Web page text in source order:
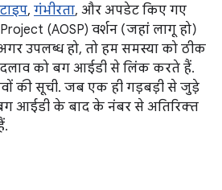
, गंभीरता, और अपडेट किए गए
(AOSP) वर्शन (जहां लागू हो)
उपलब्ध हो, तो हम समस्या को ठीक
को बग आईडी से लिंक करते हैं.
की सूची. जब एक ही गड़बड़ी से जुड़े
आईडी के बाद के नंबर से अतिरिक्त